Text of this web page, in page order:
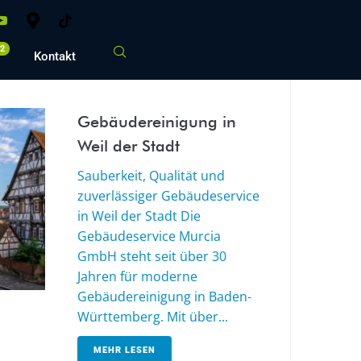
Kontakt
Gebäudereinigung in
Weil der Stadt
Sauberkeit, Qualität und
zuverlässiger Gebäudeservice
in Weil der Stadt Die
Gebäudeservice Murcia
GmbH steht seit über 30
Jahren für moderne
Gebäudereinigung in Baden-
Württemberg. Mit über...
MEHR LESEN